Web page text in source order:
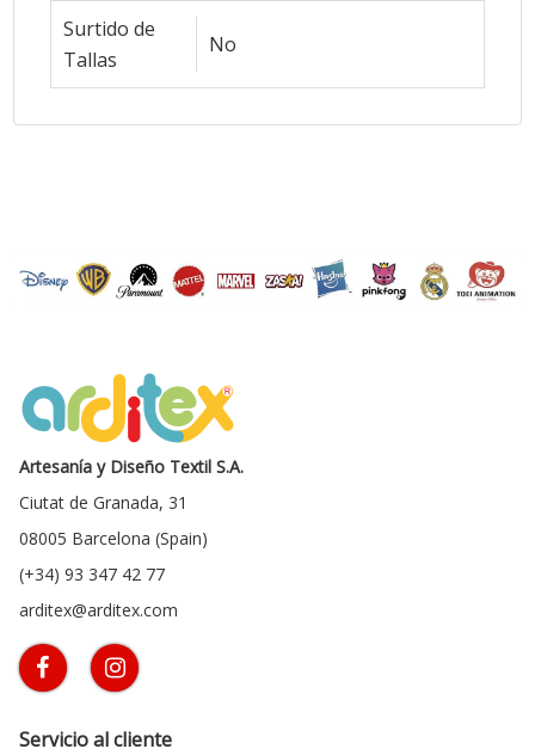
Surtido de
Tallas
No
Artesanía y Diseño Textil S.A.
Ciutat de Granada, 31
08005 Barcelona (Spain)
(+34) 93 347 42 77
arditex@arditex.com
Servicio al cliente